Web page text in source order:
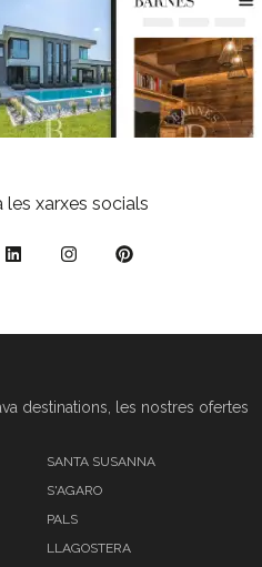
les xarxes socials
destinations, les nostres ofertes
SANTA SUSANNA
S'AGARO
PALS
LLAGOSTERA